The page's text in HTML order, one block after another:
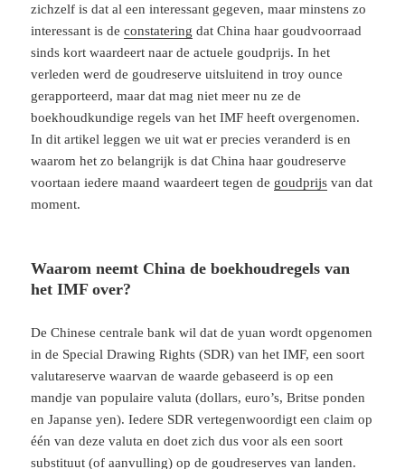
zichzelf is dat al een interessant gegeven, maar minstens zo
interessant is deconstatering dat China haar goudvoorraad
sinds kort waardeert naar de actuele goudprijs. In het
verleden werd de goudreserve uitsluitend in troy ounce
gerapporteerd, maar dat mag niet meer nu ze de
boekhoudkundige regels van het IMF heeft overgenomen.
In dit artikel leggen we uit wat er precies veranderd is en
waarom het zo belangrijk is dat China haar goudreserve
voortaan iedere maand waardeert tegen de goudprijs van dat
moment.
Waarom neemt China de boekhoudregels van
het IMF over?
De Chinese centrale bank wil dat de yuan wordt opgenomen
in de Special Drawing Rights (SDR) van het IMF, een soort
valutareserve waarvan de waarde gebaseerd is op een
mandje van populaire valuta (dollars, euro’s, Britse ponden
en Japanse yen). Iedere SDR vertegenwoordigt een claim op
één van deze valuta en doet zich dus voor als een soort
substituut (of aanvulling) op de goudreserves van landen.